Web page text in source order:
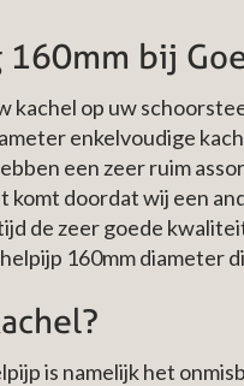
bij
op uw
enkelvoudige
een zeer ruim
doordat wij een
de zeer goede
160mm diameter
is namelijk het